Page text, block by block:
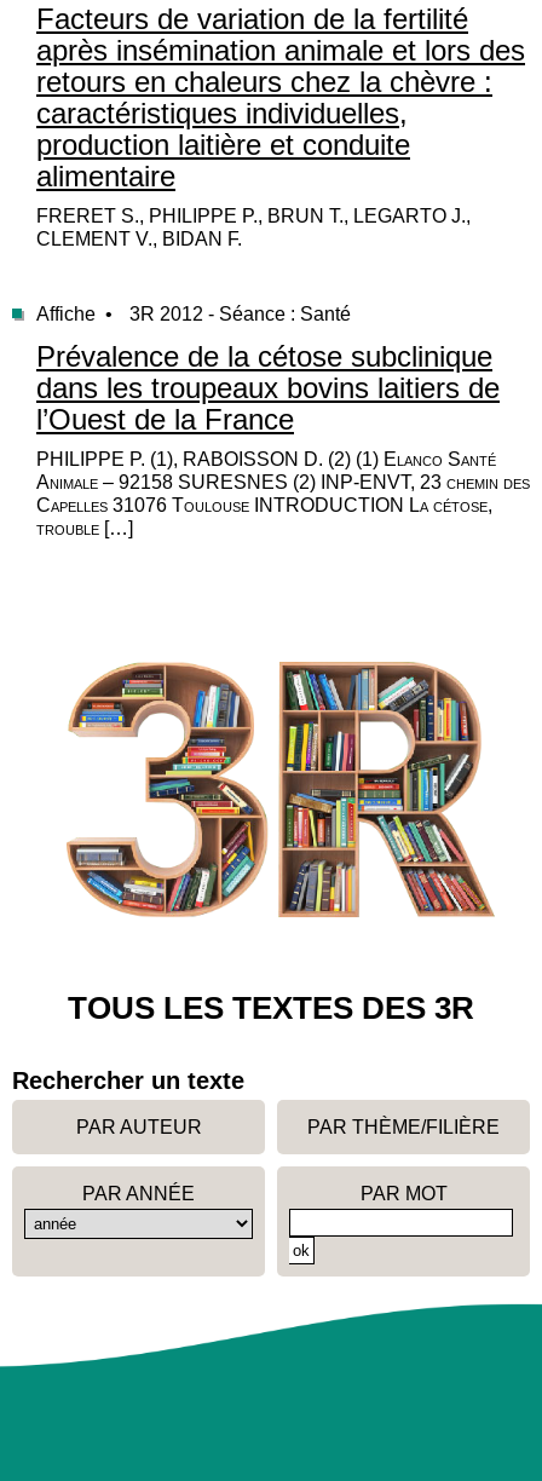
Facteurs de variation de la fertilité
après insémination animale et lors des
retours en chaleurs chez la chèvre :
caractéristiques individuelles,
production laitière et conduite
alimentaire
FRERET S., PHILIPPE P., BRUN T., LEGARTO J.,
CLEMENT V., BIDAN F.
Affiche • 3R 2012 - Séance : Santé
Prévalence de la cétose subclinique
dans les troupeaux bovins laitiers de
l’Ouest de la France
PHILIPPE P. (1), RABOISSON D. (2) (1) Elanco Santé
Animale – 92158 SURESNES (2) INP-ENVT, 23 chemin des
Capelles 31076 Toulouse INTRODUCTION La cétose,
trouble […]
TOUS LES TEXTES DES 3R
Rechercher un texte
PAR AUTEUR PAR THÈME/FILIÈRE
PAR ANNÉE PAR MOT